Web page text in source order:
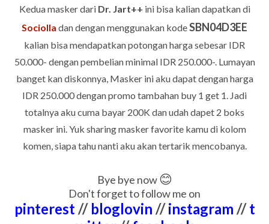
Kedua masker dari Dr. Jart++ ini bisa kalian dapatkan di
Sociolla dan dengan menggunakan kodeSBN04D3EE
kalian bisa mendapatkan potongan harga sebesar IDR
50.000- dengan pembelian minimal IDR 250.000-. Lumayan
banget kan diskonnya, Masker ini aku dapat dengan harga
IDR 250.000 dengan promo tambahan buy 1 get 1. Jadi
totalnya aku cuma bayar 200K dan udah dapet 2 boks
masker ini. Yuk sharing masker favorite kamu di kolom
komen, siapa tahu nanti aku akan tertarik mencobanya.
Bye bye now😊
Don't forget to follow me on
pinterest // bloglovin //instagram //t